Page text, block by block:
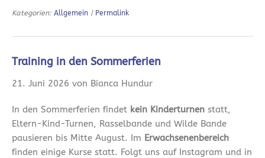
Kategorien: Allgemein | Permalink
Training in den Sommerferien
21. Juni 2026 von Bianca Hundur
In den Sommerferien findet kein Kinderturnen statt,
Eltern-Kind-Turnen, Rasselbande und Wilde Bande
pausieren bis Mitte August. Im Erwachsenenbereich
finden einige Kurse statt. Folgt uns auf Instagram und in